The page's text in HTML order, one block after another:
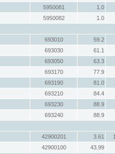
5950081
1.0
5950082
1.0
693010
59.2
693030
61.1
693050
63.3
693170
77.9
693190
81.0
693210
84.4
693230
88.9
693240
88.9
42900201 3.61
42900100
43.99